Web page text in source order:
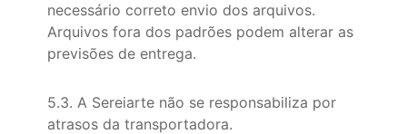
necessário correto envio dos arquivos.
Arquivos fora dos padrões podem alterar as
previsões de entrega.
5.3. A Sereiarte não se responsabiliza por
atrasos da transportadora.